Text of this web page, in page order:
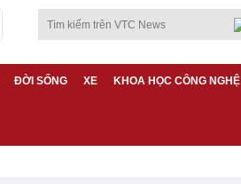
ĐỜI SỐNG XE KHOA HỌC CÔNG NGHỆ